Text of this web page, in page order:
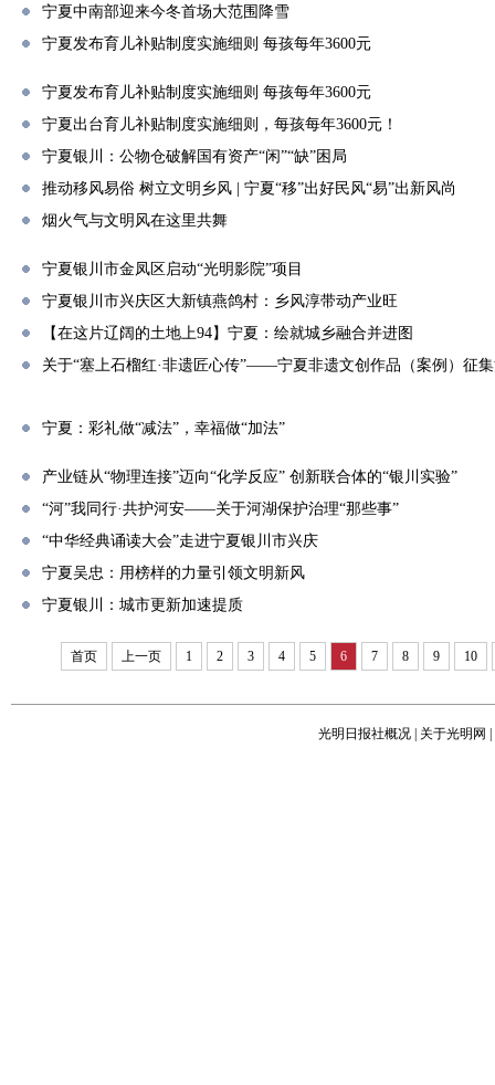
宁夏中南部迎来今冬首场大范围降雪
宁夏发布育儿补贴制度实施细则 每孩每年3600元
宁夏发布育儿补贴制度实施细则 每孩每年3600元
宁夏出台育儿补贴制度实施细则，每孩每年3600元！
宁夏银川：公物仓破解国有资产“闲”“缺”困局
推动移风易俗 树立文明乡风 | 宁夏“移”出好民风“易”出新风尚
烟火气与文明风在这里共舞
宁夏银川市金凤区启动“光明影院”项目
宁夏银川市兴庆区大新镇燕鸽村：乡风淳带动产业旺
【在这片辽阔的土地上94】宁夏：绘就城乡融合并进图
关于“塞上石榴红·非遗匠心传”——宁夏非遗文创作品（案例）征
宁夏：彩礼做“减法”，幸福做“加法”
产业链从“物理连接”迈向“化学反应” 创新联合体的“银川实验”
“河”我同行·共护河安——关于河湖保护治理“那些事”
“中华经典诵读大会”走进宁夏银川市兴庆
宁夏吴忠：用榜样的力量引领文明新风
宁夏银川：城市更新加速提质
首页 上一页 1 2 3 4 5 6 7 8 9 10
光明日报社概况 关于光明网